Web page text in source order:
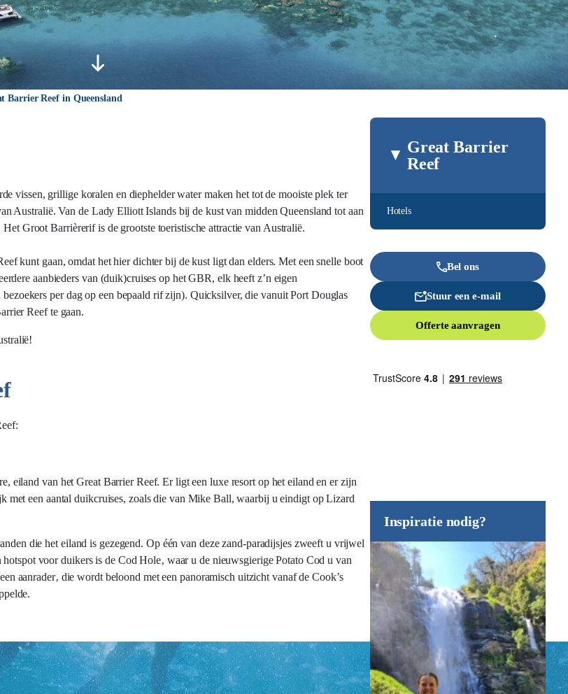
Barrier Reef in Queensland
Great Barrier
Reef
Hotels
Bel ons
Stuur een e-mail
Offerte aanvragen
Inspiratie nodig?
vissen, grillige koralen en diephelder water maken het tot de mooiste plek ter
Australië. Van de Lady Elliott Islands bij de kust van midden Queensland tot aan
Groot Barrièrerif is de grootste toeristische attractie van Australië.
kunt gaan, omdat het hier dichter bij de kust ligt dan elders. Met een snelle boot
aanbieders van (duik)cruises op het GBR, elk heeft z’n eigen
per dag op een bepaald rif zijn). Quicksilver, die vanuit Port Douglas
Reef te gaan.
eiland van het Great Barrier Reef. Er ligt een luxe resort op het eiland en er zijn
een aantal duikcruises, zoals die van Mike Ball, waarbij u eindigt op Lizard
die het eiland is gezegend. Op één van deze zand-paradijsjes zweeft u vrijwel
voor duikers is de Cod Hole‚ waar u de nieuwsgierige Potato Cod u van
aanrader‚ die wordt beloond met een panoramisch uitzicht vanaf de Cook’s